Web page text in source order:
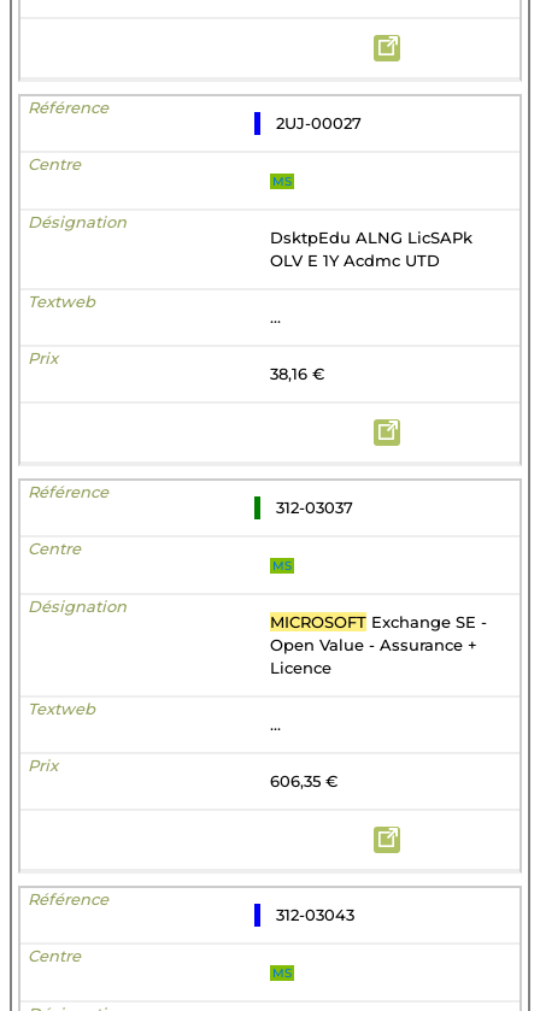
2UJ-00027
MS
DsktpEdu ALNG LicSAPk
OLV E 1Y Acdmc UTD
...
38,16 €
312-03037
MS
MICROSOFT Exchange SE -
Open Value - Assurance +
Licence
...
606,35 €
312-03043
MS